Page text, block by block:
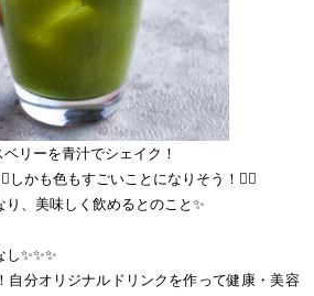
リーを青汁でシェイク！
しかも色もすごいことになりそう！🙋‍♀‍
、美味しく飲めるとのこと✨
✨✨✨
自分オリジナルドリンクを作って健康・美容